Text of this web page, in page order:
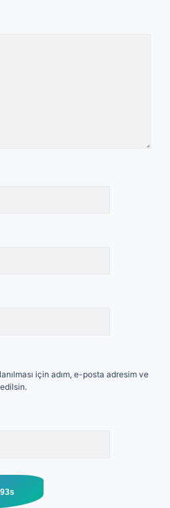
için adım, e-posta adresim ve